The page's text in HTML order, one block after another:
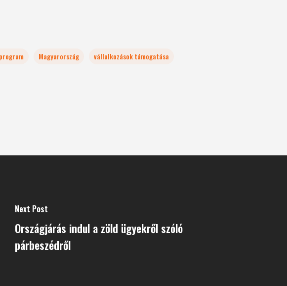
Magyarország vállalkozások támogatása
Next Post
Országjárás indul a zöld ügyekről szóló
párbeszédről